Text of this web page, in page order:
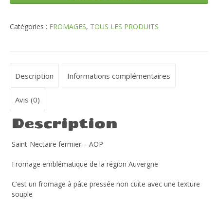
Nectaire
AOP
Catégories : FROMAGES, TOUS LES PRODUITS
Description Informations complémentaires
Avis (0)
Description
Saint-Nectaire fermier – AOP
Fromage emblématique de la région Auvergne
C’est un fromage à pâte pressée non cuite avec une texture
souple